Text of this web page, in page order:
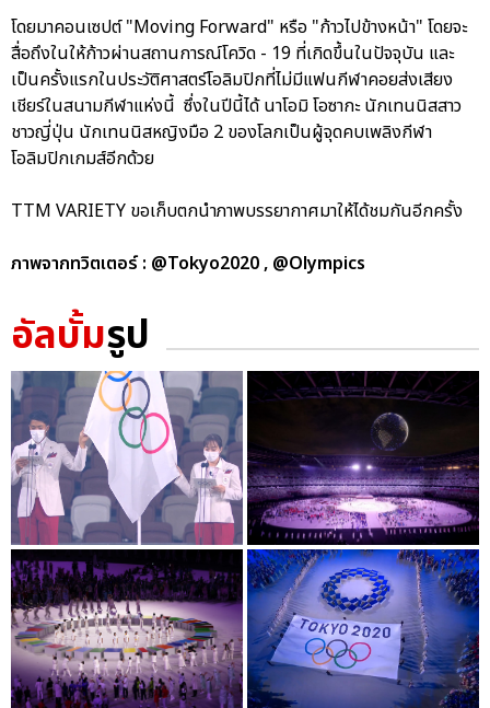
โดยมาคอนเซปต์ "Moving Forward" หรือ "ก้าวไปข้างหน้า" โดยจะ
สื่อถึงในให้ก้าวผ่านสถานการณ์โควิด - 19 ที่เกิดขึ้นในปัจจุบัน และ
เป็นครั้งแรกในประวัติศาสตร์โอลิมปิกที่ไม่มีแฟนกีฬาคอยส่งเสียง
เชียร์ในสนามกีฬาแห่งนี้ ซึ่งในปีนี้ได้ นาโอมิ โอซากะ นักเทนนิสสาว
ชาวญี่ปุ่น นักเทนนิสหญิงมือ 2 ของโลกเป็นผู้จุดคบเพลิงกีฬา
โอลิมปิกเกมส์อีกด้วย
TTM VARIETY ขอเก็บตกนำภาพบรรยากาศมาให้ได้ชมกันอีกครั้ง
ภาพจากทวิตเตอร์ : @Tokyo2020 , @Olympics
อัลบั้มรูป